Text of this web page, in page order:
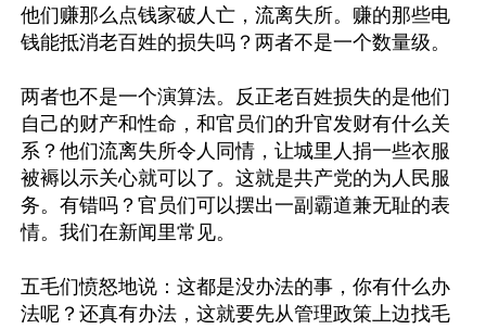
他们赚那么点钱家破人亡，流离失所。赚的那些电
钱能抵消老百姓的损失吗？两者不是一个数量级。
两者也不是一个演算法。反正老百姓损失的是他们
自己的财产和性命，和官员们的升官发财有什么关
系？他们流离失所令人同情，让城里人捐一些衣服
被褥以示关心就可以了。这就是共产党的为人民服
务。有错吗？官员们可以摆出一副霸道兼无耻的表
情。我们在新闻里常见。
五毛们愤怒地说：这都是没办法的事，你有什么办
法呢？还真有办法，这就要先从管理政策上边找毛